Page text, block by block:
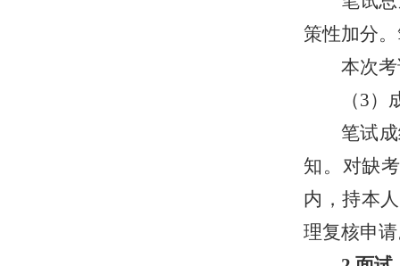
策性加分
本次
（3）
笔试
知。 对缺
内，持本
理复核申